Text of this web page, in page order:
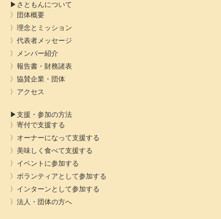
さともんについて
団体概要
理念とミッション
代表者メッセージ
メンバー紹介
報告書・財務諸表
協賛企業・団体
アクセス
支援・参加の方法
寄付で支援する
オーナーになって支援する
美味しく食べて支援する
イベントに参加する
ボランティアとして参加する
インターンとして参加する
法人・団体の方へ